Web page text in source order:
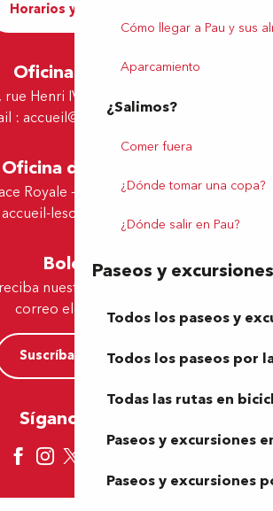
Cómo llegar a Pau y sus
Aparcamiento
¿Salimos?
Comer fuera
¿Dónde tomar una copa?
¿Dónde salir en Pau?
Paseos y excursiones
Todos los paseos y
Todos los paseos por
Todas las rutas en
Paseos y excursiones
Paseos y excursiones
Horarios y contacto
Oficina de Pau
rue Henri IV - 64000 Pau
: accueil@tourismepau.fr
Oficina de Lescar
Royale - 64230 Lescar
accueil-lescar@tourismepau.fr
Boletín
nuestras ofertas y noticias por
correo electrónico
Suscríbase ahora
Síganos aquí